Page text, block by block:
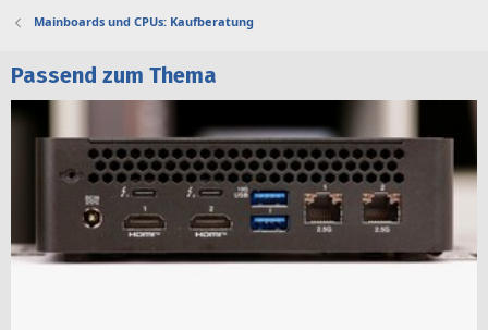
Mainboards und CPUs: Kaufberatung
Passend zum Thema